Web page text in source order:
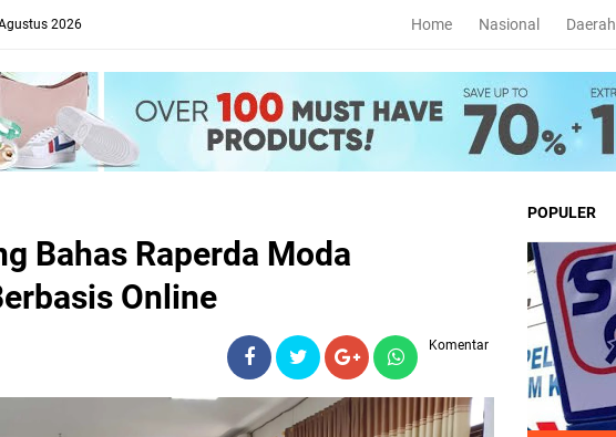
2026 Home Nasional Daerah
Bahas Raperda Moda
Online
Komentar
POPULER